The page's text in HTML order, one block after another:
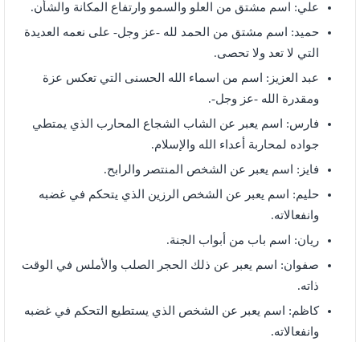
علي: اسم مشتق من العلو والسمو وارتفاع المكانة والشأن.
حميد: اسم مشتق من الحمد لله -عز وجل- على نعمه العديدة
التي لا تعد ولا تحصى.
عبد العزيز: اسم من اسماء الله الحسنى التي تعكس عزة
ومقدرة الله -عز وجل-.
فارس: اسم يعبر عن الشاب الشجاع المحارب الذي يمتطي
جواده لمحاربة أعداء الله والإسلام.
فايز: اسم يعبر عن الشخص المنتصر والرابح.
حليم: اسم يعبر عن الشخص الرزين الذي يتحكم في غضبه
وانفعالاته.
ريان: اسم باب من أبواب الجنة.
صفوان: اسم يعبر عن ذلك الحجر الصلب والأملس في الوقت
ذاته.
كاظم: اسم يعبر عن الشخص الذي يستطيع التحكم في غضبه
وانفعالاته.